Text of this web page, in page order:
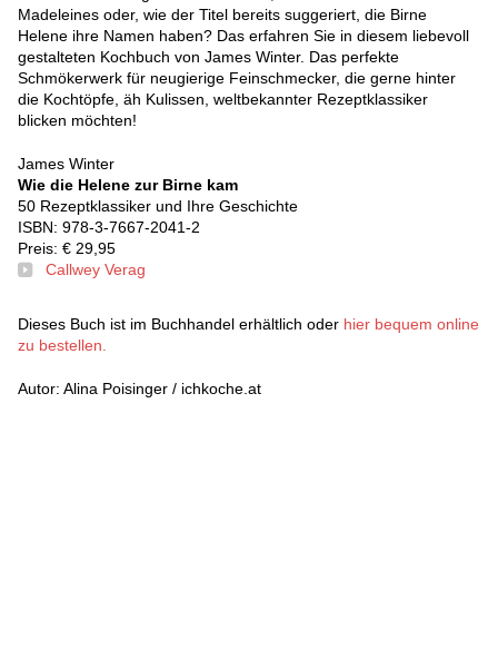
Madeleines oder, wie der Titel bereits suggeriert, die Birne
Helene ihre Namen haben? Das erfahren Sie in diesem liebevoll
gestalteten Kochbuch von James Winter. Das perfekte
Schmökerwerk für neugierige Feinschmecker, die gerne hinter
die Kochtöpfe, äh Kulissen, weltbekannter Rezeptklassiker
blicken möchten!
James Winter
Wie die Helene zur Birne kam
50 Rezeptklassiker und Ihre Geschichte
ISBN: 978-3-7667-2041-2
Preis: € 29,95
Callwey Verag
Dieses Buch ist im Buchhandel erhältlich oder hier bequem online
zu bestellen.
Autor: Alina Poisinger / ichkoche.at